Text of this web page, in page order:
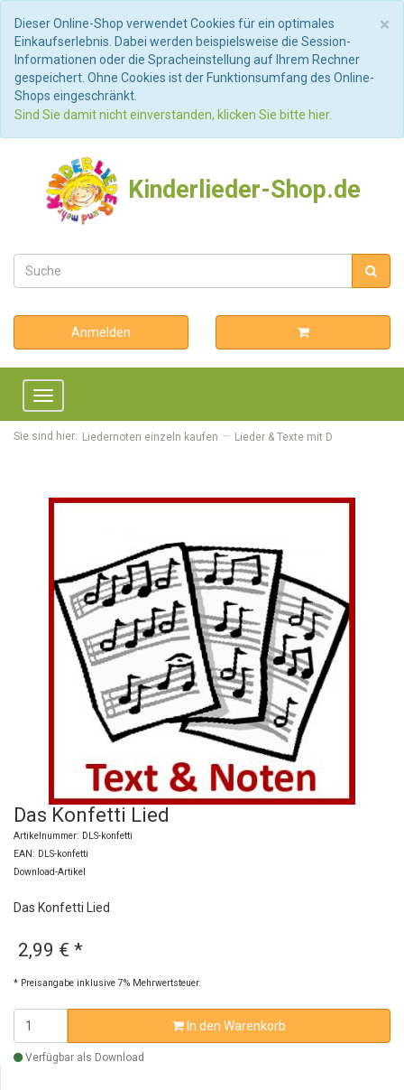
×
Dieser Online-Shop verwendet Cookies für ein optimales
Einkaufserlebnis. Dabei werden beispielsweise die Session-
Informationen oder die Spracheinstellung auf Ihrem Rechner
gespeichert. Ohne Cookies ist der Funktionsumfang des Online-
Shops eingeschränkt.
Sind Sie damit nicht einverstanden, klicken Sie bitte hier.
Kinderlieder-Shop.de
Anmelden
Toggle
navigation
Sie sind hier: Liedernoten einzeln kaufen Lieder & Texte mit D
Das Konfetti Lied
Artikelnummer: DLS-konfetti
EAN: DLS-konfetti
Download-Artikel
Das Konfetti Lied
2,99 € *
* Preisangabe inklusive 7% Mehrwertsteuer.
In den Warenkorb
Verfügbar als Download